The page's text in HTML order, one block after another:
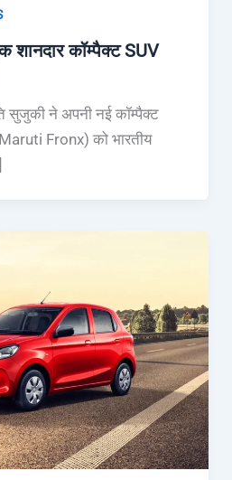
कॉम्पैक्ट SUV
सुजुकी ने अपनी नई कॉम्पैक्ट
Fronx) को भारतीय